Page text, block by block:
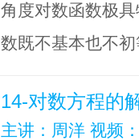
角度对数函数极
数既不基本也不
14-对数方程的
主讲：周洋 视频